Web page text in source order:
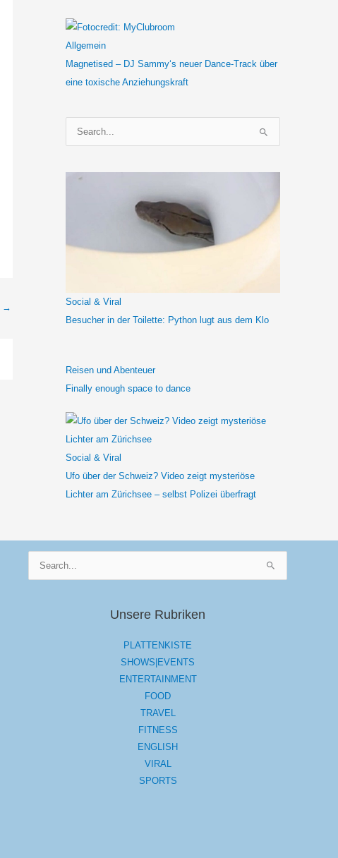
→
Allgemein
Magnetised – DJ Sammy‘s neuer Dance-Track über
eine toxische Anziehungskraft
u
h
Social & Viral
Besucher in der Toilette: Python lugt aus dem Klo
Reisen und Abenteuer
Finally enough space to dance
Social & Viral
Ufo über der Schweiz? Video zeigt mysteriöse
Lichter am Zürichsee – selbst Polizei überfragt
Unsere Rubriken
PLATTENKISTE
SHOWS|EVENTS
ENTERTAINMENT
FOOD
TRAVEL
FITNESS
ENGLISH
VIRAL
SPORTS